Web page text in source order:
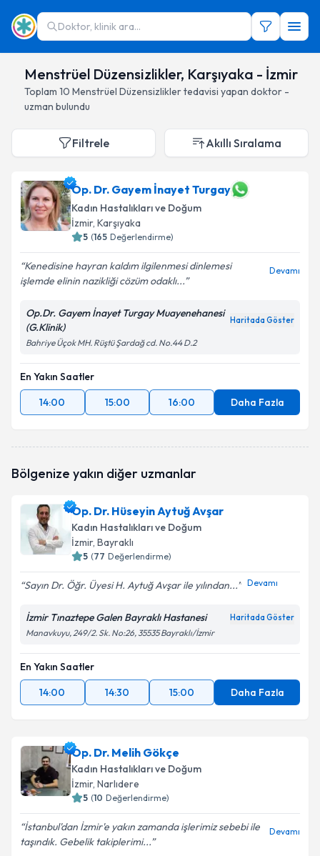
Doktor, klinik ara...
Menstrüel Düzensizlikler, Karşıyaka - İzmir
Toplam 10 Menstrüel Düzensizliklertedavisi yapan doktor -
uzman bulundu
Filtrele Akıllı Sıralama
Op. Dr. Gayem İnayet Turgay
Kadın Hastalıkları ve Doğum
İzmir, Karşıyaka
5 (165 Değerlendirme)
Kenedisine hayran kaldım ilgilenmesi dinlemesi
işlemde elinin nazikliği cözüm odaklı...
Devamı
Op.Dr. Gayem İnayet Turgay Muayenehanesi
(G.Klinik)
Haritada Göster
Bahriye Üçok MH. Rüştü Şardağ cd. No.44 D.2
En Yakın Saatler
14:00
15:00 16:00 Daha Fazla
Bölgenize yakın diğer uzmanlar
Op. Dr. Hüseyin Aytuğ Avşar
Kadın Hastalıkları ve Doğum
İzmir, Bayraklı
5 (77 Değerlendirme)
Sayın Dr. Öğr. Üyesi H. Aytuğ Avşar ile yılından... Devamı
İzmir Tınaztepe Galen Bayraklı Hastanesi Haritada Göster
Manavkuyu, 249/2. Sk. No:26, 35535 Bayraklı/İzmir
En Yakın Saatler
14:00
14:30 15:00 Daha Fazla
Op. Dr. Melih Gökçe
Kadın Hastalıkları ve Doğum
İzmir, Narlıdere
5 (10 Değerlendirme)
İstanbul'dan İzmir'e yakın zamanda işlerimiz sebebi ile
taşındık. Gebelik takiplerimi...
Devamı